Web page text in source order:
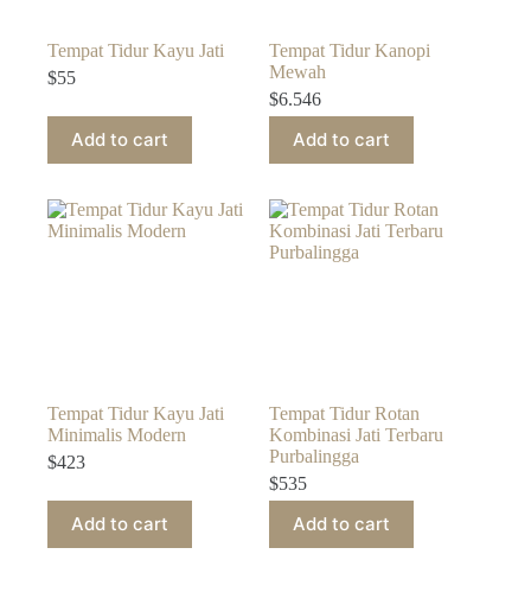
Tempat Tidur Kayu Jati
$55
Add to cart
Tempat Tidur Kanopi
Mewah
$6.546
Add to cart
Tempat Tidur Kayu Jati
Minimalis Modern
$423
Add to cart
Tempat Tidur Rotan
Kombinasi Jati Terbaru
Purbalingga
$535
Add to cart